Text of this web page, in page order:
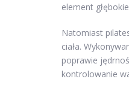
element
Natomiast
ciała.
poprawie
kontrolowanie